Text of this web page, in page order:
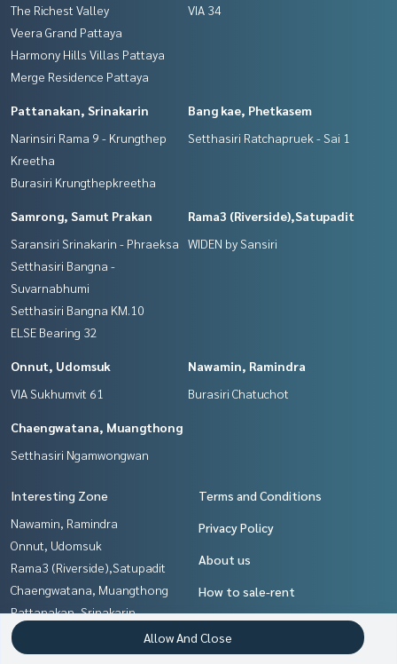
The Richest Valley
Veera Grand Pattaya
Harmony Hills Villas Pattaya
Merge Residence Pattaya
VIA 34
Pattanakan, Srinakarin
Narinsiri Rama 9 - Krungthep
Kreetha
Burasiri Krungthepkreetha
Bang kae, Phetkasem
Setthasiri Ratchapruek - Sai 1
Samrong, Samut Prakan
Saransiri Srinakarin - Phraeksa
Setthasiri Bangna -
Suvarnabhumi
Setthasiri Bangna KM.10
ELSE Bearing 32
Rama3 (Riverside),Satupadit
WIDEN by Sansiri
Onnut, Udomsuk
VIA Sukhumvit 61
Nawamin, Ramindra
Burasiri Chatuchot
Chaengwatana, Muangthong
Setthasiri Ngamwongwan
Interesting Zone
Nawamin, Ramindra
Onnut, Udomsuk
Rama3 (Riverside),Satupadit
Chaengwatana, Muangthong
Pattanakan, Srinakarin
Sukhumvit, Asoke, Thonglor
Bang kae, Phetkasem
Terms and Conditions
Privacy Policy
About us
How to sale-rent
Contact
Allow And Close